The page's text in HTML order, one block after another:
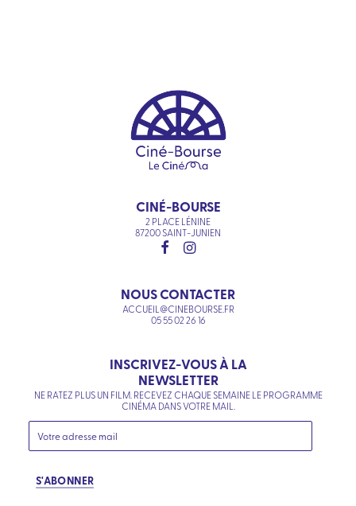
CINÉ-BOURSE
2 PLACE LÉNINE
87200 SAINT-JUNIEN
NOUS CONTACTER
ACCUEIL@CINEBOURSE.FR
05 55 02 26 16
INSCRIVEZ-VOUS À LA
NEWSLETTER
NE RATEZ PLUS UN FILM. RECEVEZ CHAQUE SEMAINE LE PROGRAMME
CINÉMA DANS VOTRE MAIL.
S'ABONNER